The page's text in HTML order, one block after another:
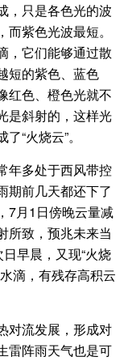
，只是各色光的波
紫色光波最短。
，它们能够通过散
短的紫色、蓝色
红色、橙色光就不
是斜射的，这样光
“火烧云”。
多处于西风带控
期前几天都还下了
7月1日傍晚云量减
所致，预兆未来当
早晨，又现“火烧
滴，有残存高积云
流发展，形成对
雷阵雨天气也是可